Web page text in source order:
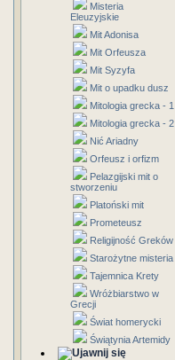
Misteria
Eleuzyjskie
Mit Adonisa
Mit Orfeusza
Mit Syzyfa
Mit o upadku dusz
Mitologia grecka - 1
Mitologia grecka - 2
Nić Ariadny
Orfeusz i orfizm
Pelazgijski mit o
stworzeniu
Platoński mit
Prometeusz
Religijność Greków
Starożytne misteria
Tajemnica Krety
Wróżbiarstwo w
Grecji
Świat homerycki
Świątynia Artemidy